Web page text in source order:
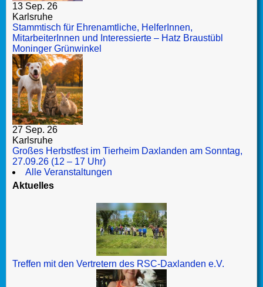
13 Sep. 26
Karlsruhe
Stammtisch für Ehrenamtliche, HelferInnen,
MitarbeiterInnen und Interessierte – Hatz Braustübl
Moninger Grünwinkel
27 Sep. 26
Karlsruhe
Großes Herbstfest im Tierheim Daxlanden am Sonntag,
27.09.26 (12 – 17 Uhr)
Alle Veranstaltungen
Aktuelles
Treffen mit den Vertretern des RSC-Daxlanden e.V.